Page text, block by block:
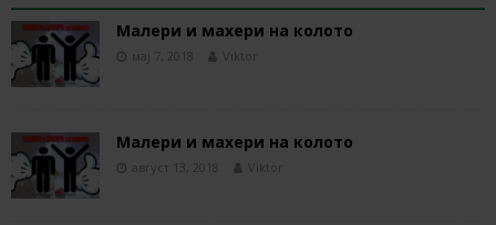
Малери и махери на колото
мај 7, 2018 Viktor
Малери и махери на колото
август 13, 2018 Viktor